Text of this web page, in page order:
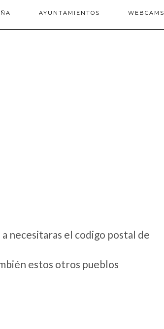
AYUNTAMIENTOS WEBCAMS
necesitaras el codigo postal de
estos otros pueblos